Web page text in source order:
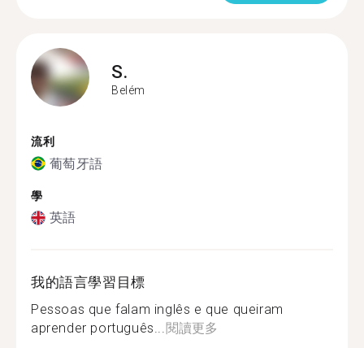
S.
Belém
流利
葡萄牙語
學
英語
我的語言學習目標
Pessoas que falam inglês e que queiram
aprender português...閱讀更多